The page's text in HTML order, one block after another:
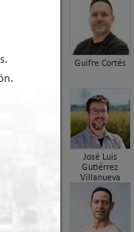
Guifre Cortés
José Luis
Gutiérrez
Villanueva